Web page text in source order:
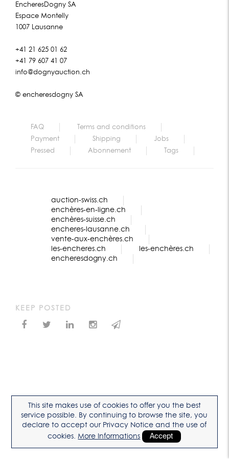
EncheresDogny SA
Espace Montelly
1007 Lausanne
+41 21 625 01 62
+41 79 607 41 07
info@dognyauction.ch
© encheresdogny SA
FAQ
Terms and conditions
Payment
Shipping
Jobs
Pressed
Abonnement Tags
auction-swiss.ch
enchères-en-ligne.ch
enchères-suisse.ch
encheres-lausanne.ch
vente-aux-enchères.ch
les-encheres.ch
les-enchères.ch
encheresdogny.ch
KEEP POSTED
This site makes use of cookies to offer you the best
service possible. By continuing to browse the site, you
declare to accept our Privacy Notice and the use of
cookies.More Informations Accept